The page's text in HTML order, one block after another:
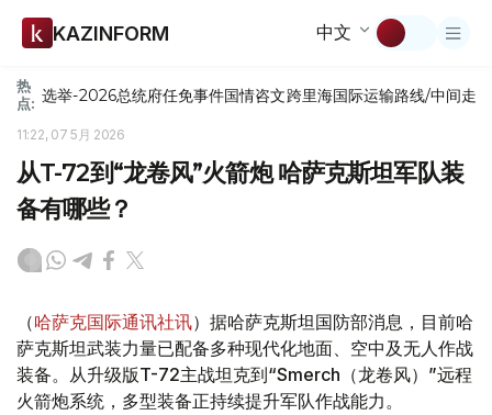
KAZINFORM 中文
热
点: 选举-2026总统府任免事件国情咨文跨里海国际运输路线/中间走廊
11:22, 07 5月 2026
从T-72到“龙卷风”火箭炮 哈萨克斯坦军队装
备有哪些？
（哈萨克国际通讯社讯）据哈萨克斯坦国防部消息，目前哈
萨克斯坦武装力量已配备多种现代化地面、空中及无人作战
装备。从升级版T-72主战坦克到“Smerch（龙卷风）”远程
火箭炮系统，多型装备正持续提升军队作战能力。